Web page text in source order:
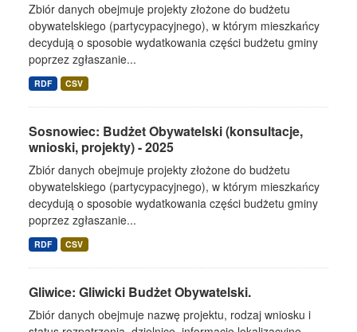
Zbiór danych obejmuje projekty złożone do budżetu
obywatelskiego (partycypacyjnego), w którym mieszkańcy
decydują o sposobie wydatkowania części budżetu gminy
poprzez zgłaszanie...
RDF CSV
Sosnowiec: Budżet Obywatelski (konsultacje,
wnioski, projekty) - 2025
Zbiór danych obejmuje projekty złożone do budżetu
obywatelskiego (partycypacyjnego), w którym mieszkańcy
decydują o sposobie wydatkowania części budżetu gminy
poprzez zgłaszanie...
RDF CSV
Gliwice: Gliwicki Budżet Obywatelski.
Zbiór danych obejmuje nazwę projektu, rodzaj wniosku i